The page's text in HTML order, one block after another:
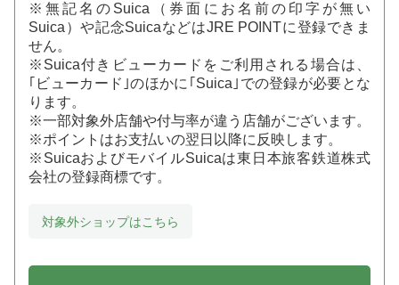
※無記名のSuica（券面にお名前の印字が無い
Suica）や記念SuicaなどはJRE POINTに登録できま
せん。
※Suica付きビューカードをご利用される場合は、
｢ビューカード｣のほかに｢Suica｣での登録が必要とな
ります。
※一部対象外店舗や付与率が違う店舗がございます。
※ポイントはお支払いの翌日以降に反映します。
※SuicaおよびモバイルSuicaは東日本旅客鉄道株式
会社の登録商標です。
対象外ショップはこちら